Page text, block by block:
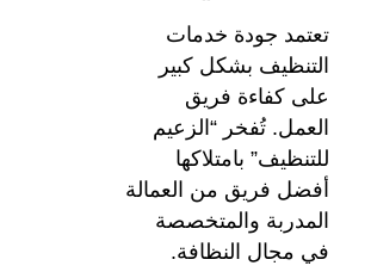
تعتمد جودة خدمات
التنظيف بشكل كبير
على كفاءة فريق
العمل. تُفخر “الزعيم
للتنظيف” بامتلاكها
أفضل فريق من العمالة
المدربة والمتخصصة
في مجال النظافة.